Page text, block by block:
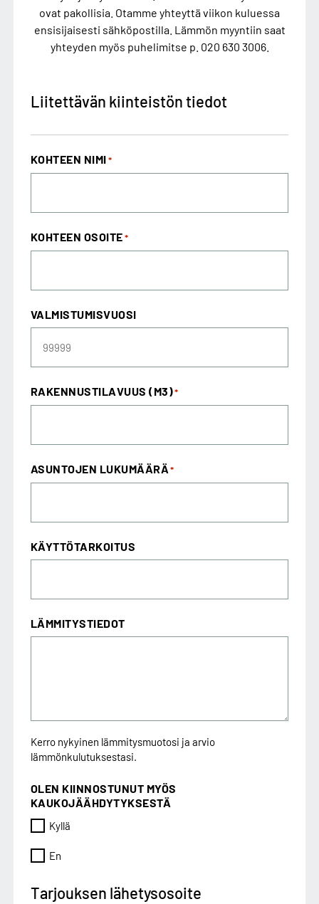
ovat pakollisia. Otamme yhteyttä viikon kuluessa
ensisijaisesti sähköpostilla. Lämmön myyntiin saat
yhteyden myös puhelimitse p. 020 630 3006.
Liitettävän kiinteistön tiedot
KOHTEEN NIMI*
KOHTEEN OSOITE*
VALMISTUMISVUOSI
RAKENNUSTILAVUUS (M3)*
ASUNTOJEN LUKUMÄÄRÄ*
KÄYTTÖTARKOITUS
LÄMMITYSTIEDOT
Kerro nykyinen lämmitysmuotosi ja arvio
lämmönkulutuksestasi.
OLEN KIINNOSTUNUT MYÖS
KAUKOJÄÄHDYTYKSESTÄ
Kyllä
En
Tarjouksen lähetysosoite